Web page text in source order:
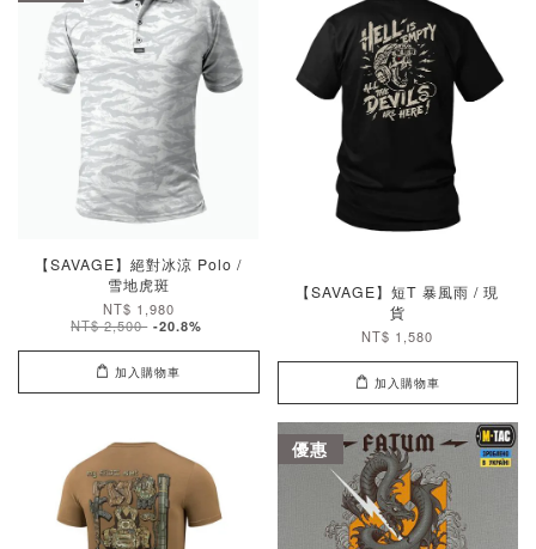
【SAVAGE】絕對冰涼 Polo /
雪地虎斑
NT$ 1,980
NT$ 2,500 -20.8%
加入購物車
【SAVAGE】短T 暴風雨 / 現
貨
NT$ 1,580
加入購物車
優惠